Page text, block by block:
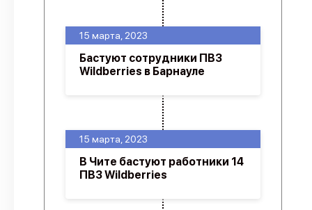
15 марта, 2023
В Чите бастуют работники 14
ПВЗ Wildberries
15 марта, 2023
Бастуют сотрудники ПВЗ
Wildberries в Барнауле